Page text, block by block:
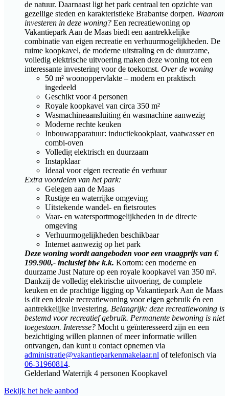
de natuur. Daarnaast ligt het park centraal ten opzichte van
gezellige steden en karakteristieke Brabantse dorpen. Waarom
investeren in deze woning? Een recreatiewoning op
Vakantiepark Aan de Maas biedt een aantrekkelijke
combinatie van eigen recreatie en verhuurmogelijkheden. De
ruime koopkavel, de moderne uitstraling en de duurzame,
volledig elektrische uitvoering maken deze woning tot een
interessante investering voor de toekomst. Over de woning
50 m² woonoppervlakte – modern en praktisch
ingedeeld
Geschikt voor 4 personen
Royale koopkavel van circa 350 m²
Wasmachineaansluiting én wasmachine aanwezig
Moderne rechte keuken
Inbouwapparatuur: inductiekookplaat, vaatwasser en
combi-oven
Volledig elektrisch en duurzaam
Instapklaar
Ideaal voor eigen recreatie én verhuur
Extra voordelen van het park:
Gelegen aan de Maas
Rustige en waterrijke omgeving
Uitstekende wandel- en fietsroutes
Vaar- en watersportmogelijkheden in de directe
omgeving
Verhuurmogelijkheden beschikbaar
Internet aanwezig op het park
Deze woning wordt aangeboden voor een vraagprijs van €
199.900,- inclusief btw k.k. Kortom: een moderne en
duurzame Just Nature op een royale koopkavel van 350 m².
Dankzij de volledig elektrische uitvoering, de complete
keuken en de prachtige ligging op Vakantiepark Aan de Maas
is dit een ideale recreatiewoning voor eigen gebruik én een
aantrekkelijke investering. Belangrijk: deze recreatiewoning is
bestemd voor recreatief gebruik. Permanente bewoning is niet
toegestaan. Interesse? Mocht u geïnteresseerd zijn en een
bezichtiging willen plannen of meer informatie willen
ontvangen, dan kunt u contact opnemen via
administratie@vakantieparkenmakelaar.nl of telefonisch via
06-31960814.
Gelderland Waterrijk 4 personen Koopkavel
Bekijk het hele aanbod